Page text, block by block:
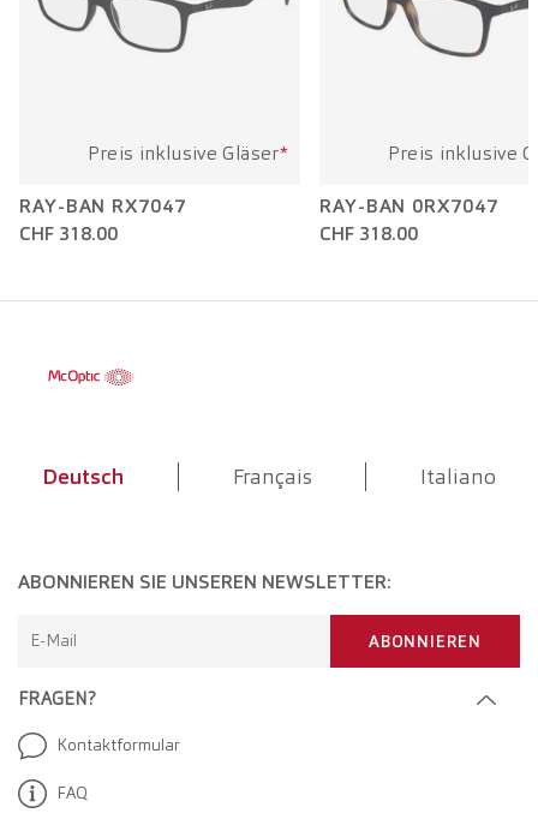
Preis inklusive Gläser*
RAY-BAN RX7047
CHF 318.00
Preis inklusive
RAY-BAN 0RX7047
CHF 318.00
Deutsch Français Italiano
FRAGEN?
Kontaktformular
FAQ
ABONNIEREN SIE UNSEREN NEWSLETTER:
E-Mail ABONNIEREN